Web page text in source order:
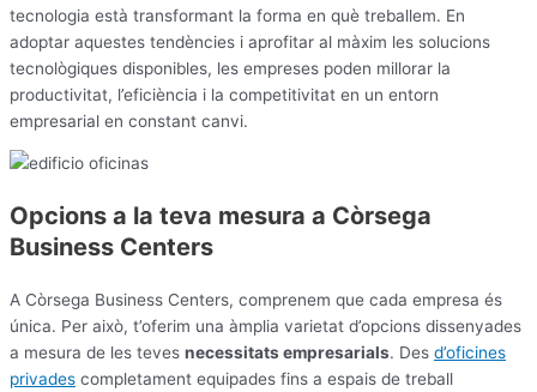
tecnologia està transformant la forma en què treballem. En
adoptar aquestes tendències i aprofitar al màxim les solucions
tecnològiques disponibles, les empreses poden millorar la
productivitat, l’eficiència i la competitivitat en un entorn
empresarial en constant canvi.
Opcions a la teva mesura a Còrsega
Business Centers
A Còrsega Business Centers, comprenem que cada empresa és
única. Per això, t’oferim una àmplia varietat d’opcions dissenyades
a mesura de les teves necessitats empresarials. Des d’oficines
privades completament equipades fins a espais de treball